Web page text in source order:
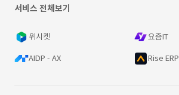
서비스 전체보기
위시켓 요즘IT
AIDP - AX Rise ERP